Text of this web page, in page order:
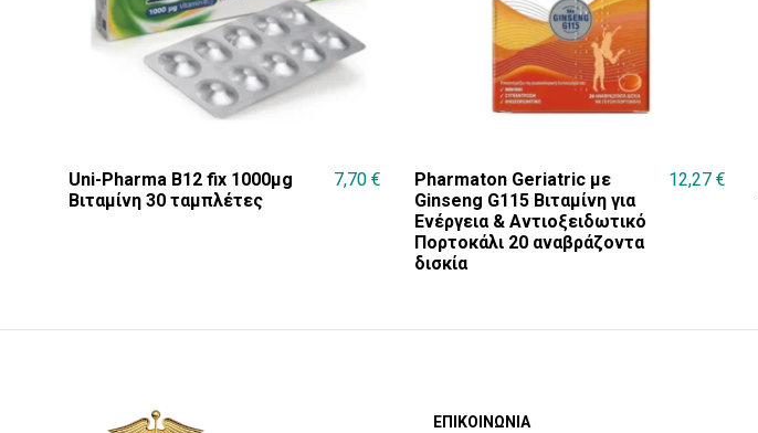
Uni-Pharma B12 fix 1000μg
Βιταμίνη 30 ταμπλέτες
7,70 €
Pharmaton Geriatric με
Ginseng G115 Βιταμίνη για
Ενέργεια & Αντιοξειδωτικό
Πορτοκάλι 20 αναβράζοντα
δισκία
12,27 €
ΕΠΙΚΟΙΝΩΝΙΑ